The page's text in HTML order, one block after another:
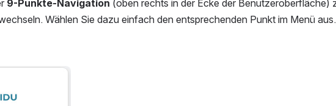
9-Punkte-Navigation
Wählen Sie dazu einfach den entsprechenden Punkt im Menü aus.